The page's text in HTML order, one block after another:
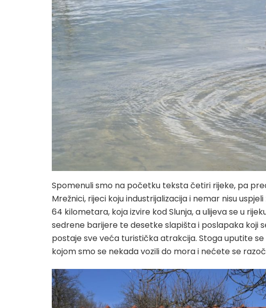
Spomenuli smo na početku teksta četiri rijeke, pa
Mrežnici, rijeci koju industrijalizacija i nemar nisu
64 kilometara, koja izvire kod Slunja, a ulijeva se u
sedrene barijere te desetke slapišta i poslapaka koji
postaje sve veća turistička atrakcija. Stoga uputite
kojom smo se nekada vozili do mora i nećete se